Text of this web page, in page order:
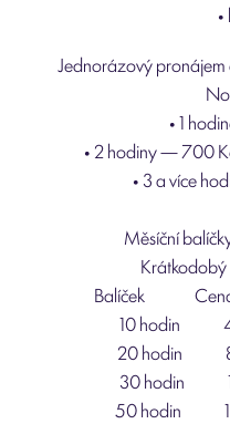
Jednorázový
• 1
• 2 hodiny — 700
• 3 a více
Měsíční
Krátkodobý
Balíček
10 hodin
20 hodin
30 hodin
50 hodin